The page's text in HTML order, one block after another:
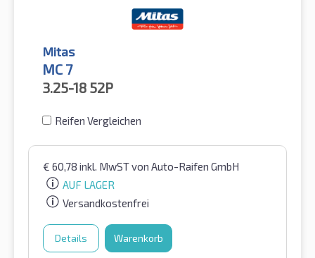
Mitas
MC 7
3.25-18 52P
Reifen Vergleichen
€ 60,78 inkl. MwSTvon Auto-Raifen GmbH
AUF LAGER
Versandkostenfrei
Details Warenkorb